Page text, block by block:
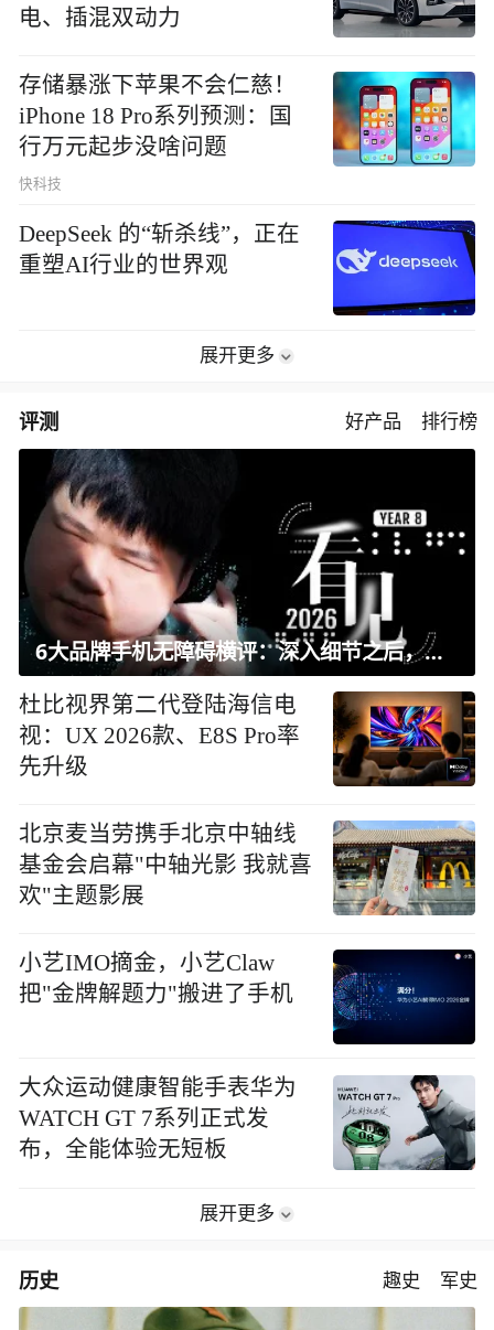
电、插混双动力
存储暴涨下苹果不会仁慈！
iPhone 18 Pro系列预测：国
行万元起步没啥问题
快科技
DeepSeek 的“斩杀线”，正在
重塑AI行业的世界观
展开更多
评测 好产品 排行榜
6大品牌手机无障碍横评：深入细节之后，似乎只有苹果能挺住？｜ 看见2026
杜比视界第二代登陆海信电
视：UX 2026款、E8S Pro率
先升级
北京麦当劳携手北京中轴线
基金会启幕"中轴光影 我就喜
欢"主题影展
小艺IMO摘金，小艺Claw
把"金牌解题力"搬进了手机
大众运动健康智能手表华为
WATCH GT 7系列正式发
布，全能体验无短板
展开更多
历史 趣史 军史